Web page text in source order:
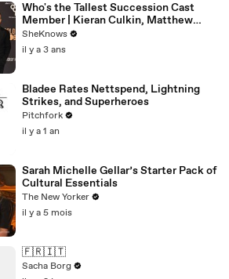
Who's the Tallest Succession Cast
Member | Kieran Culkin, Matthew
Macfadyen, Nicholas Braun
SheKnows
il y a 3 ans
Bladee Rates Nettspend, Lightning
Strikes, and Superheroes
Pitchfork
il y a 1 an
Sarah Michelle Gellar’s Starter Pack of
Cultural Essentials
The New Yorker
il y a 5 mois
🇫🇷🇮🇹
Sacha Borg